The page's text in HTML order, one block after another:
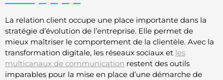
La relation client occupe une place importante dans la
stratégie d’évolution de l’entreprise. Elle permet de
mieux maîtriser le comportement de la clientèle. Avec la
transformation digitale, les réseaux sociaux et les
multicanaux de communication restent des outils
imparables pour la mise en place d’une démarche de